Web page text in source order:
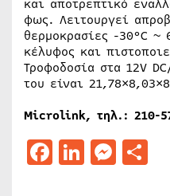
και αποτρεπτικό
φως. Λειτουργεί
θερμοκρασίες -30°C ~
κέλυφος και
Τροφοδοσία στα 12V
του είναι
Microlink, τηλ.: 210-
Facebook